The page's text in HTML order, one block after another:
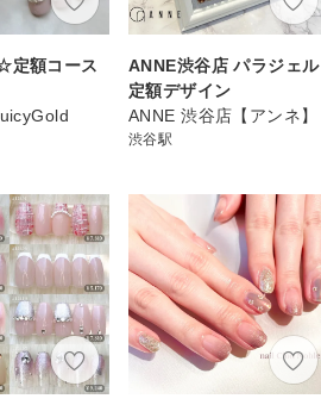
定額コース
ANNE渋谷店 パラジェル
定額デザイン
ANNE 渋谷店【アンネ】
渋谷駅